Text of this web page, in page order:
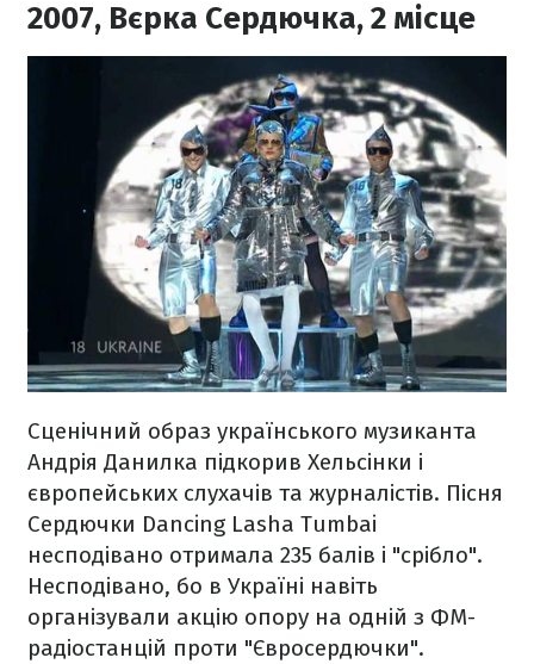
2007, Вєрка Сердючка, 2 місце
Сценічний образ українського музиканта
Андрія Данилка підкорив Хельсінки і
європейських слухачів та журналістів. Пісня
Сердючки Dancing Lasha Tumbai
несподівано отримала 235 балів і "срібло".
Несподівано, бо в Україні навіть
організували акцію опору на одній з ФМ-
радіостанцій проти "Євросердючки".